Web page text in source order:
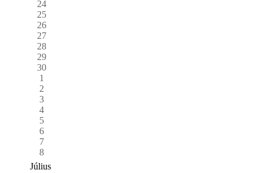
24
25
26
27
28
29
30
1
2
3
4
5
6
7
8
Július